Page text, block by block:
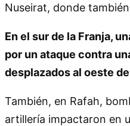
Nuseirat, donde
En el sur de la Franja,
por un ataque contra
desplazados al oeste
También, en Rafah,
artillería impactaron en